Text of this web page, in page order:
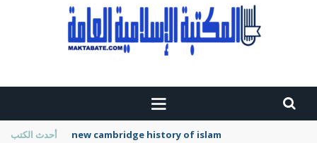
أحدث الكتب new cambridge history of islam